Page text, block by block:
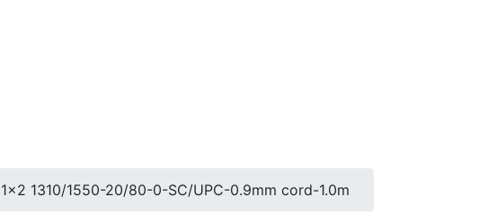
1310/1550-20/80-0-SC/UPC-0.9mm cord-1.0m